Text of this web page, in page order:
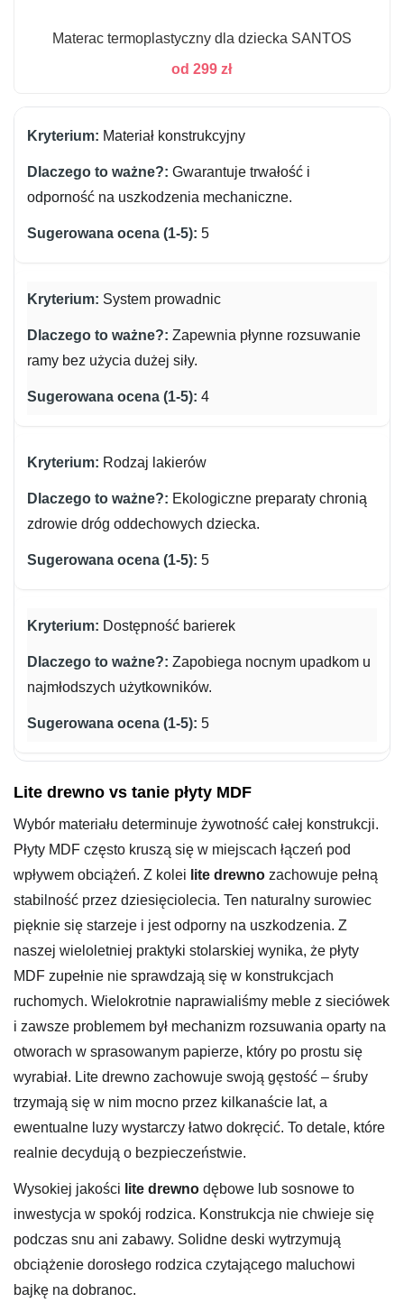
Materac termoplastyczny dla dziecka SANTOS
od299zł
Materiał konstrukcyjny
Gwarantuje trwałość i
odporność na uszkodzenia mechaniczne.
5
System prowadnic
Zapewnia płynne rozsuwanie
ramy bez użycia dużej siły.
4
Rodzaj lakierów
Ekologiczne preparaty chronią
zdrowie dróg oddechowych dziecka.
5
Dostępność barierek
Zapobiega nocnym upadkom u
najmłodszych użytkowników.
5
Lite drewno vs tanie płyty MDF
Wybór materiału determinuje żywotność całej konstrukcji.
Płyty MDF często kruszą się w miejscach łączeń pod
wpływem obciążeń. Z kolei lite drewno zachowuje pełną
stabilność przez dziesięciolecia. Ten naturalny surowiec
pięknie się starzeje i jest odporny na uszkodzenia. Z
naszej wieloletniej praktyki stolarskiej wynika, że płyty
MDF zupełnie nie sprawdzają się w konstrukcjach
ruchomych. Wielokrotnie naprawialiśmy meble z sieciówek
i zawsze problemem był mechanizm rozsuwania oparty na
otworach w sprasowanym papierze, który po prostu się
wyrabiał. Lite drewno zachowuje swoją gęstość – śruby
trzymają się w nim mocno przez kilkanaście lat, a
ewentualne luzy wystarczy łatwo dokręcić. To detale, które
realnie decydują o bezpieczeństwie.
Wysokiej jakości lite drewno dębowe lub sosnowe to
inwestycja w spokój rodzica. Konstrukcja nie chwieje się
podczas snu ani zabawy. Solidne deski wytrzymują
obciążenie dorosłego rodzica czytającego maluchowi
bajkę na dobranoc.